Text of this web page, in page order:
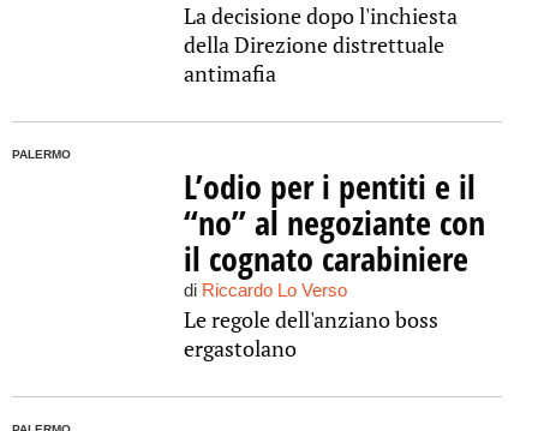
La decisione dopo l'inchiesta
della Direzione distrettuale
antimafia
PALERMO
L’odio per i pentiti e il
“no” al negoziante con
il cognato carabiniere
di Riccardo Lo Verso
Le regole dell'anziano boss
ergastolano